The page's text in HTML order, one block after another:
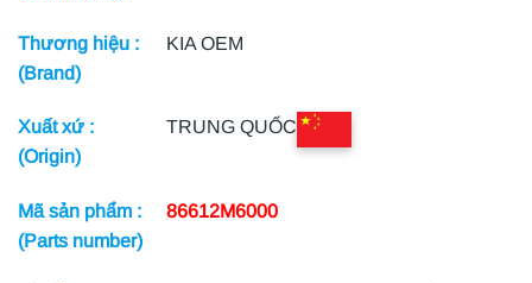
Thương hiệu :
(Brand)
KIA OEM
Xuất xứ :
(Origin)
TRUNG QUỐC
Mã sản phẩm :
(Parts number)
86612M6000